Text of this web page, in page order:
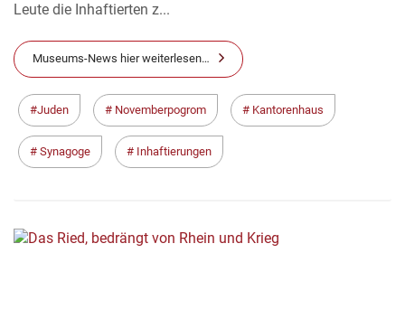
Leute die Inhaftierten z...
Museums-News hier weiterlesen…
Juden Novemberpogrom Kantorenhaus
Synagoge Inhaftierungen